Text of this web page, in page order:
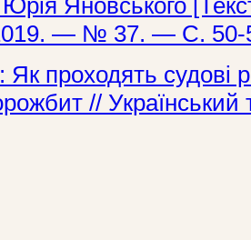
Яновського
— № 37. — С. 50-
Як проходять судові
//